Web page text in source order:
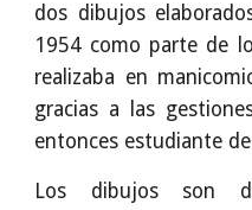
dos dibujos
1954 como parte de
realizaba en
gracias a las
entonces estudiante
Los dibujos son